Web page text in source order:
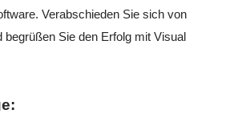
Verabschieden Sie sich von
begrüßen Sie den Erfolg mit Visual